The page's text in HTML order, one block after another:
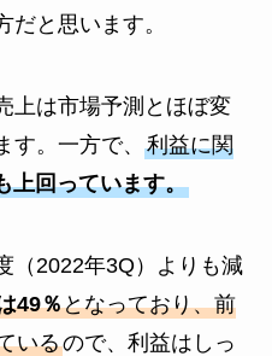
と思います。
上は市場予測とほぼ変
。一方で、 利益に関
上回っています。
（2022年3Q）よりも減
49％となっており、前
いるので、利益はしっ